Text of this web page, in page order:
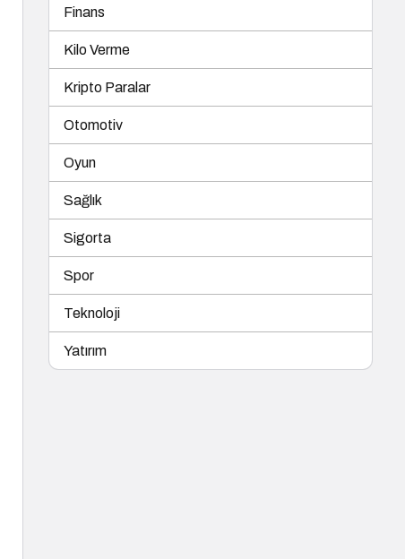
Finans
Kilo Verme
Kripto Paralar
Otomotiv
Oyun
Sağlık
Sigorta
Spor
Teknoloji
Yatırım